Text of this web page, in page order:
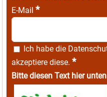
E-Mail *
Ich habe die
akzeptiere diese. *
Bitte diesen Text hier